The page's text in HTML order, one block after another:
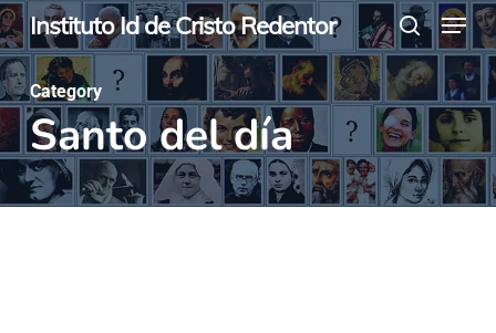
Skip
to
main
content
Instituto Id de Cristo Redentor
search
Menu
Category
Santo del día